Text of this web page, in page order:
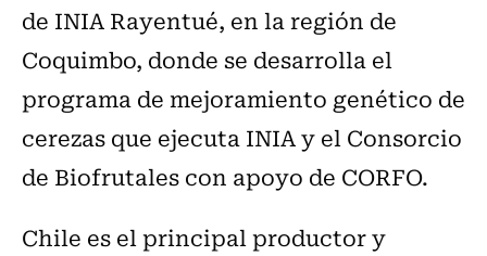
de INIA Rayentué, en la región de
Coquimbo, donde se desarrolla el
programa de mejoramiento genético de
cerezas que ejecuta INIA y el Consorcio
de Biofrutales con apoyo de CORFO.
Chile es el principal productor y